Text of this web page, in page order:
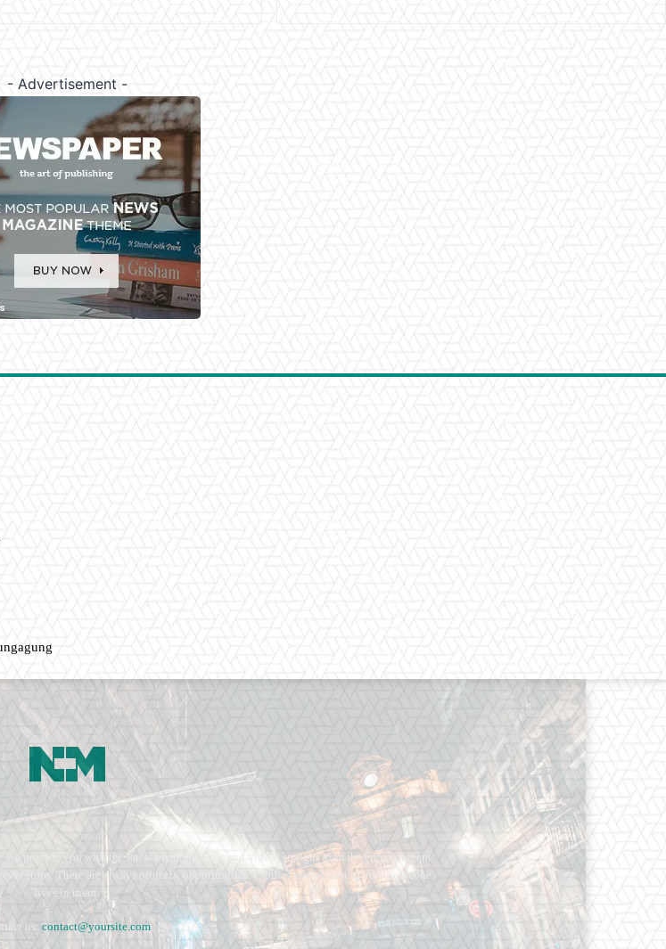
- Advertisement -
provide you with the latest breaking news and videos straight from the entertainment
stops. There are always projects, opportunities. Clothes mean nothing until someone
lives in them.
us: contact@yoursite.com